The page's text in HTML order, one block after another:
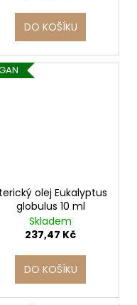
DO KOŠÍKU
olej Eukalyptus
globulus 10 ml
Skladem
237,47 Kč
DO KOŠÍKU